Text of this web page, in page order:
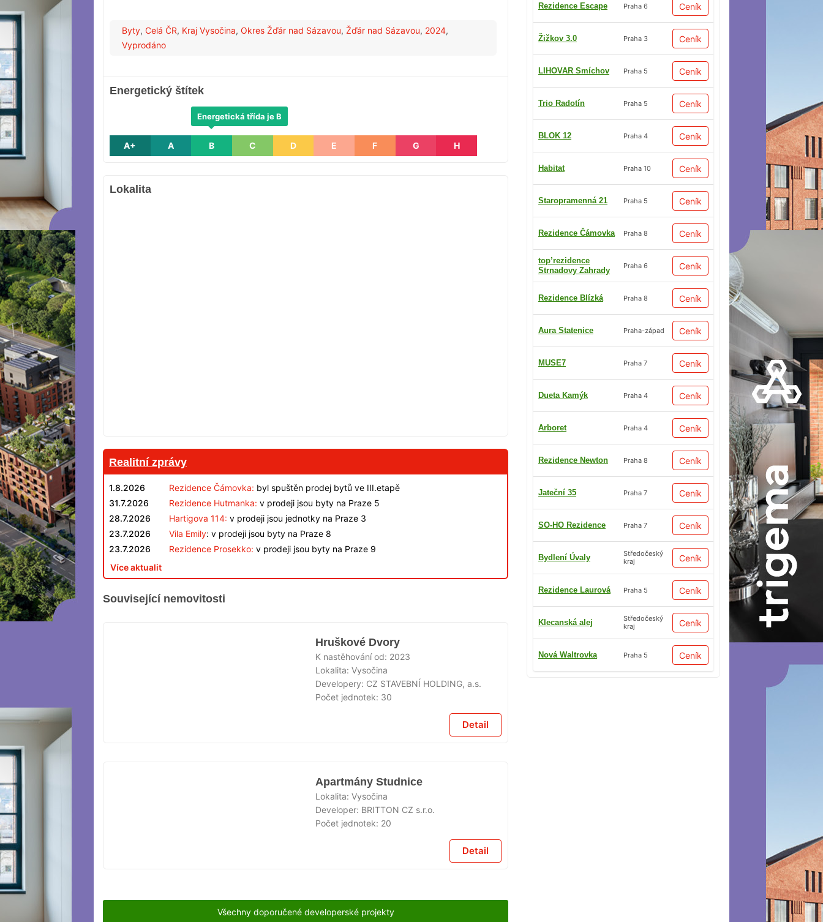
Rezidence Escape Praha 6 Ceník
Žižkov 3.0 Praha 3 Ceník
LIHOVAR Smíchov Praha 5 Ceník
Trio Radotín Praha 5 Ceník
BLOK 12 Praha 4 Ceník
Habitat Praha 10 Ceník
Staropramenná 21 Praha 5 Ceník
Rezidence Čámovka Praha 8 Ceník
top’rezidence
Strnadovy Zahrady
Praha 6 Ceník
Rezidence Blízká Praha 8 Ceník
Aura Statenice Praha-západ Ceník
MUSE7 Praha 7 Ceník
Dueta Kamýk Praha 4 Ceník
Arboret Praha 4 Ceník
Rezidence Newton Praha 8 Ceník
Jateční 35 Praha 7 Ceník
SO-HO Rezidence Praha 7 Ceník
Bydlení Úvaly
Středočeský
kraj
Ceník
Rezidence Laurová Praha 5 Ceník
Klecanská alej
Středočeský
kraj
Ceník
Nová Waltrovka Praha 5 Ceník
Byty, Celá ČR, Kraj Vysočina, Okres Žďár nad Sázavou, Žďár nad Sázavou, 2024,
Vyprodáno
Energetický štítek
A+ A B
Energetická třída je B
C D E F G H
Lokalita
Realitní zprávy
1.8.2026 Rezidence Čámovka: byl spuštěn prodej bytů ve III.etapě
31.7.2026
Rezidence Hutmanka: v prodeji jsou byty na Praze 5
28.7.2026
Hartigova 114: v prodeji jsou jednotky na Praze 3
23.7.2026
Vila Emily: v prodeji jsou byty na Praze 8
23.7.2026
Rezidence Prosekko: v prodeji jsou byty na Praze 9
Více aktualit
Související nemovitosti
Hruškové Dvory
K nastěhování od: 2023
Lokalita:Vysočina
Developery: CZ STAVEBNÍ HOLDING, a.s.
Počet jednotek: 30
Detail
Apartmány Studnice
Lokalita:Vysočina
Developer: BRITTON CZ s.r.o.
Počet jednotek: 20
Detail
Všechny doporučené developerské projekty